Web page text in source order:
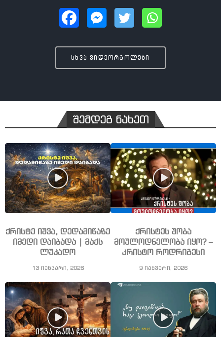
სხვა ვიდეორგოლები
შემდეგ ნახეთ
ქრისტე იშვა, დედამიწაზე
იმედი დაიბადა | მაქს
ლუკადო
13 იანვარი, 2026
ქრისტეს შობა
მოულოდნელობა იყო? –
კრისტო როდრიგესი
9 იანვარი, 2026